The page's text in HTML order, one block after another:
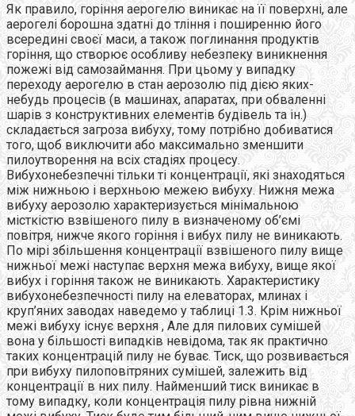
Як правило, горіння аерогелю виникає на її поверхні, але
аерогелі борошна здатні до тління і поширенню його
всередині своєї маси, а також поглинання продуктів
горіння, що створює особливу небезпеку виникнення
пожежі від самозаймання. При цьому у випадку
переходу аерогелю в стан аерозолю під дією яких-
небудь процесів (в машинах, апаратах, при обваленні
шарів з конструктивних елементів будівель та ін.)
складається загроза вибуху, тому потрібно добиватися
того, щоб виключити або максимально зменшити
пилоутворення на всіх стадіях процесу.
Вибухонебезпечні тільки ті концентрації, які знаходяться
між нижньою і верхньою межею вибуху. Нижня межа
вибуху аерозолю характеризується мінімальною
місткістю взвішеного пилу в визначеному об’ємі
повітря, нижче якого горіння і вибух пилу не виникають.
По мірі збільшення концентрації взвішеного пилу вище
нижньої межі наступає верхня межа вибуху, вище якої
вибух і горіння також не виникають. Характеристику
вибухонебезпечності пилу на елеваторах, млинах і
круп’яних заводах наведемо у таблиці 1.3. Крім нижньої
межі вибуху існує верхня , Але для пилових сумішей
вона у більшості випадків невідома, так як практично
таких концентрацій пилу не буває. Тиск, що розвивається
при вибуху пилоповітряних сумішей, залежить від
концентрації в них пилу. Найменший тиск виникає в
тому випадку, коли концентрація пилу рівна нижній